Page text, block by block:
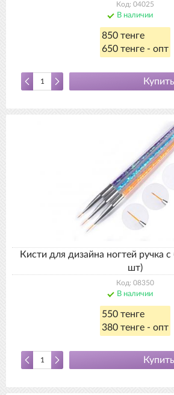
Код: 04025
В наличии
850 тенге
650 тенге - опт
Купить
Кисти для дизайна ногтей ручка
шт)
Код: 08350
В наличии
550 тенге
380 тенге - опт
Купить